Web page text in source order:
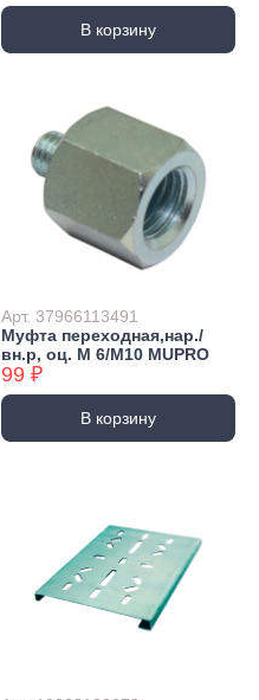
В корзину
Арт. 37966113491
Муфта переходная,нар./
вн.р, оц. М 6/М10 MUPRO
99 ₽
В корзину